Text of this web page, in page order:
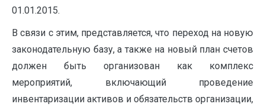
01.01.2015.
В связи с этим, представляется, что переход на новую
законодательную базу, а также на новый план счетов
должен быть организован как комплекс
мероприятий, включающий проведение
инвентаризации активов и обязательств организации,